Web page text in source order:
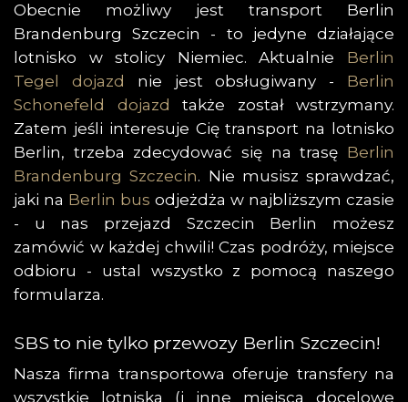
Obecnie możliwy jest transport Berlin
Brandenburg Szczecin - to jedyne działające
lotnisko w stolicy Niemiec. Aktualnie Berlin
Tegel dojazd
nie jest obsługiwany - Berlin
Schonefeld dojazd
także został wstrzymany.
Zatem jeśli interesuje Cię transport na lotnisko
Berlin, trzeba zdecydować się na trasę Berlin
Brandenburg Szczecin. Nie musisz sprawdzać,
jaki na Berlin bus odjeżdża w najbliższym czasie
- u nas przejazd Szczecin Berlin możesz
zamówić w każdej chwili! Czas podróży, miejsce
odbioru - ustal wszystko z pomocą naszego
formularza.
SBS to nie tylko przewozy Berlin Szczecin!
Nasza firma transportowa oferuje transfery na
wszystkie lotniska (i inne miejsca docelowe